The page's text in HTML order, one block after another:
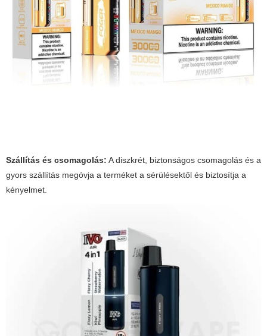
Szállítás és csomagolás: A diszkrét, biztonságos csomagolás és a
gyors szállítás megóvja a terméket a sérülésektől és biztosítja a
kényelmet.